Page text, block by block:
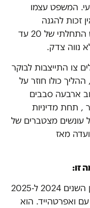
המשפט עצמו
זכות להגנה
פורמלית , ובסופו נגזר עליו לרוב עונש התחלתי של 20 עד
צו התייצבות לבוקר
כולו חוזר על
ארבעה סבבים
120 ימי מאסר , תחת מדיניות
עונשים מצטברים של
תועדה מאז
זו:
סרב להתגייס בין השנים 2024 ל-2025
ואפרטהייד. הוא